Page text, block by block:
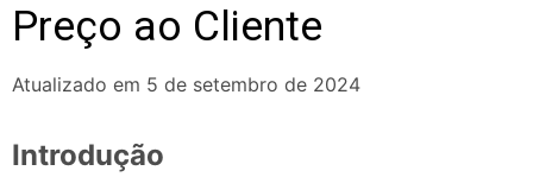
Preço ao Cliente
Atualizado em 5 de setembro de 2024
Introdução